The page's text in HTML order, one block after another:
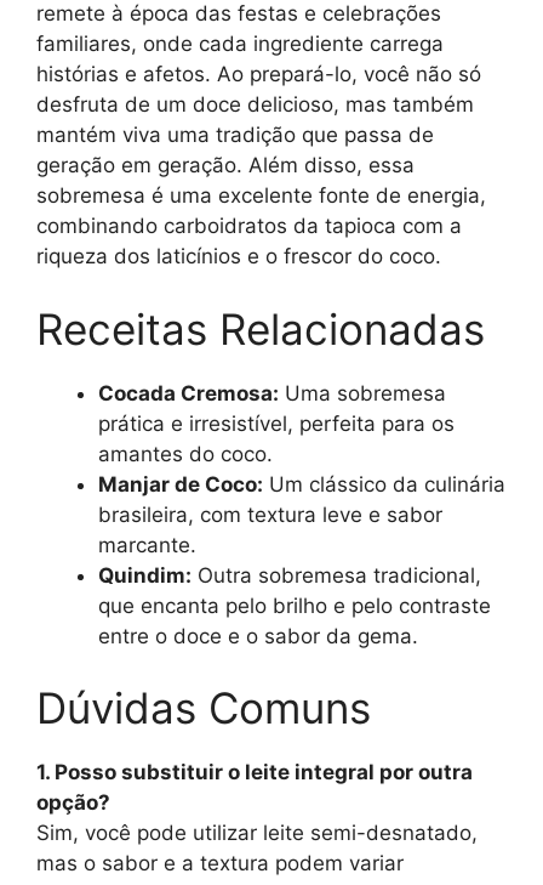
remete à época das festas e celebrações
familiares, onde cada ingrediente carrega
histórias e afetos. Ao prepará-lo, você não só
desfruta de um doce delicioso, mas também
mantém viva uma tradição que passa de
geração em geração. Além disso, essa
sobremesa é uma excelente fonte de energia,
combinando carboidratos da tapioca com a
riqueza dos laticínios e o frescor do coco.
Receitas Relacionadas
Cocada Cremosa: Uma sobremesa
prática e irresistível, perfeita para os
amantes do coco.
Manjar de Coco: Um clássico da culinária
brasileira, com textura leve e sabor
marcante.
Quindim: Outra sobremesa tradicional,
que encanta pelo brilho e pelo contraste
entre o doce e o sabor da gema.
Dúvidas Comuns
1. Posso substituir o leite integral por outra
opção?
Sim, você pode utilizar leite semi-desnatado,
mas o sabor e a textura podem variar